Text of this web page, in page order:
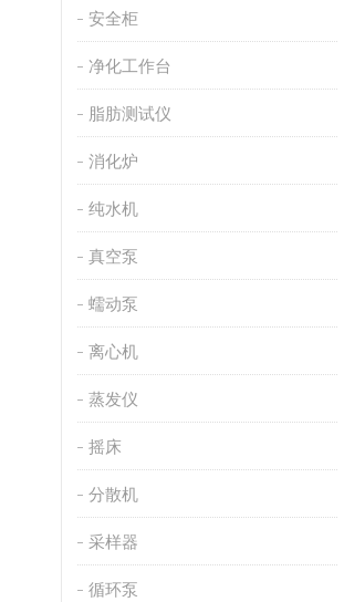
安全柜
净化工作台
脂肪测试仪
消化炉
纯水机
真空泵
蠕动泵
离心机
蒸发仪
摇床
分散机
采样器
循环泵